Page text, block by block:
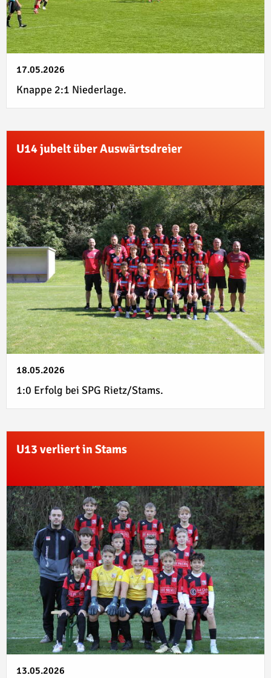
17.05.2026
Knappe 2:1 Niederlage.
U14 jubelt über Auswärtsdreier
18.05.2026
1:0 Erfolg bei SPG Rietz/Stams.
U13 verliert in Stams
13.05.2026